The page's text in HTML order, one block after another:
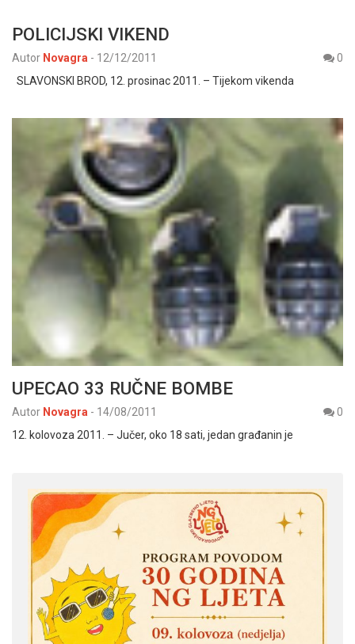
POLICIJSKI VIKEND
Autor Novagra - 12/12/2011
0
SLAVONSKI BROD, 12. prosinac 2011. – Tijekom vikenda
UPECAO 33 RUČNE BOMBE
Autor Novagra - 14/08/2011
0
12. kolovoza 2011. – Jučer, oko 18 sati, jedan građanin je